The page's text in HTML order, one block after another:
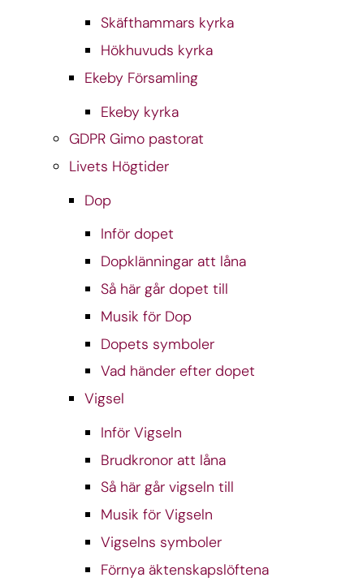
Skäfthammars kyrka
Hökhuvuds kyrka
Ekeby Församling
Ekeby kyrka
GDPR Gimo pastorat
Livets Högtider
Dop
Inför dopet
Dopklänningar att låna
Så här går dopet till
Musik för Dop
Dopets symboler
Vad händer efter dopet
Vigsel
Inför Vigseln
Brudkronor att låna
Så här går vigseln till
Musik för Vigseln
Vigselns symboler
Förnya äktenskapslöftena